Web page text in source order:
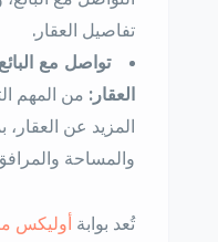
تفاصيل العقار.
تواصل مع
العقار: من المهم
المزيد عن
والمساحة
تُعد بوابة أوليكس